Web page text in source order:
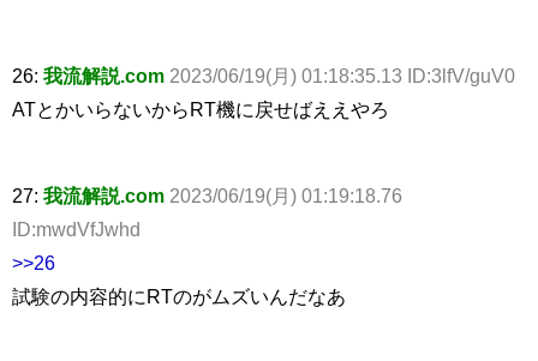
26: 我流解説.com 2023/06/19(月) 01:18:35.13 ID:3lfV/guV0
ATとかいらないからRT機に戻せばええやろ
27: 我流解説.com 2023/06/19(月) 01:19:18.76
ID:mwdVfJwhd
>>26
試験の内容的にRTのがムズいんだなあ